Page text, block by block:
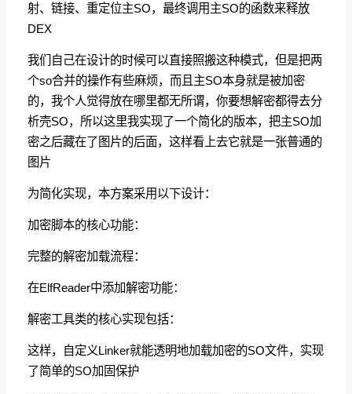
射、链接、重定位主SO，最终调用主SO的函数来释放
DEX
我们自己在设计的时候可以直接照搬这种模式，但是把两
个so合并的操作有些麻烦，而且主SO本身就是被加密
的，我个人觉得放在哪里都无所谓，你要想解密都得去分
析壳SO，所以这里我实现了一个简化的版本，把主SO加
密之后藏在了图片的后面，这样看上去它就是一张普通的
图片
为简化实现，本方案采用以下设计：
加密脚本的核心功能：
完整的解密加载流程：
在ElfReader中添加解密功能：
解密工具类的核心实现包括：
这样，自定义Linker就能透明地加载加密的SO文件，实现
了简单的SO加固保护